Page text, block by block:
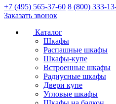
+7 (495) 565-37-60 8 (800) 333-
Заказать звонок
Каталог
Шкафы
Распашные шкафы
Шкафы-купе
Встроенные шкафы
Радиусные шкафы
Двери купе
Угловые шкафы